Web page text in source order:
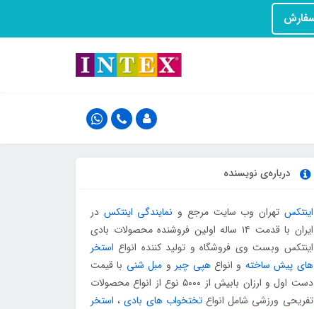
درباره‌ی نویسنده
اینتکس تهران وب سایت مرجع و نمایندگی اینتکس در
ایران با قدمت ۱۴ ساله اولین فروشنده محصولات بادی
اینتکس وبست وی فروشگاه و تولید کننده انواع استخر
های پیش ساخته و انواعهپی چیر و مبل شنی با قیمت
دست اول و ارزان بابیش از ۵۰۰۰ نوع از انواع محصولات
تفریحی ورزشی شامل انواعتختخواب های بادی، استخر